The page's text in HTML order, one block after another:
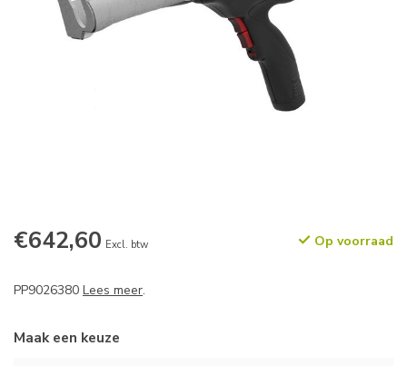
€642,60 Excl. btw Op voorraad
PP9026380 Lees meer.
Maak een keuze